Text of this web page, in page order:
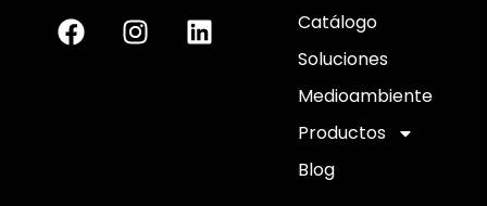
Catálogo
Soluciones
Medioambiente
Productos
Blog